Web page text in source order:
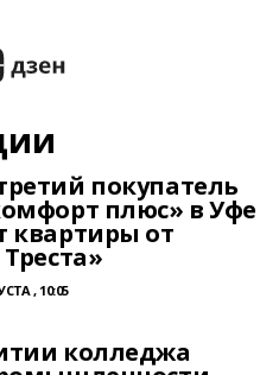
покупатель
плюс» в Уфе
квартиры от
, 10:05
колледжа